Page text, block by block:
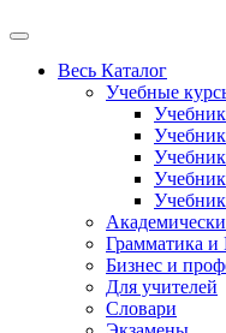
Весь Каталог
Учебные
Грамматика и
Бизнес и
Для учителей
Словари